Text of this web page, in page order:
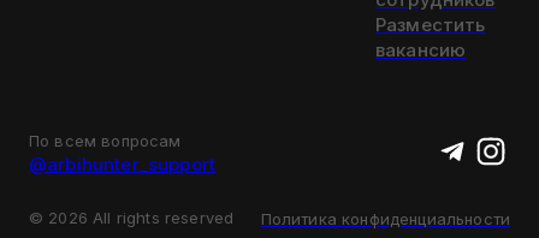
Разместить
вакансию
По всем вопросам
@arbihunter_support
© 2026 All rights reserved Политика конфиденциальности